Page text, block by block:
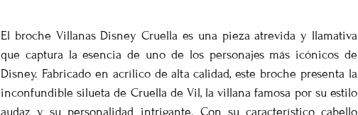
El broche Villanas Disney Cruella es una pieza atrevida y llamativa
que captura la esencia de uno de los personajes más icónicos de
Disney. Fabricado en acrílico de alta calidad, este broche presenta la
inconfundible silueta de Cruella de Vil, la villana famosa por su estilo
audaz y su personalidad intrigante. Con su característico cabello